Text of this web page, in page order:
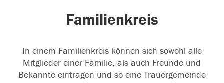
Familienkreis
In einem Familienkreis können sich sowohl alle
Mitglieder einer Familie, als auch Freunde und
Bekannte eintragen und so eine Trauergemeinde